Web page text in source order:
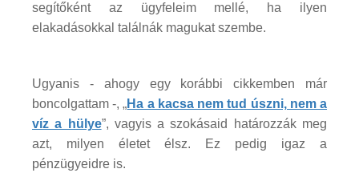
segítőként az ügyfeleim mellé, ha ilyen
elakadásokkal találnák magukat szembe.
Ugyanis - ahogy egy korábbi cikkemben már
boncolgattam -, „Ha a kacsa nem tud úszni, nem a
víz a hülye”, vagyis a szokásaid határozzák meg
azt, milyen életet élsz. Ez pedig igaz a
pénzügyeidre is.